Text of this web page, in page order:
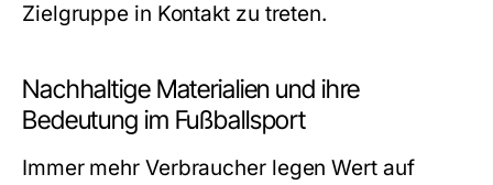
Zielgruppe in Kontakt zu treten.
Nachhaltige Materialien und ihre
Bedeutung im Fußballsport
Immer mehr Verbraucher legen Wert auf